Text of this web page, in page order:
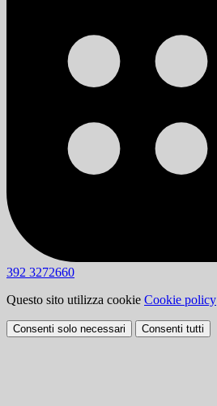
392 3272660
Questo sito utilizza cookie Cookie policy
Consenti solo necessari Consenti tutti